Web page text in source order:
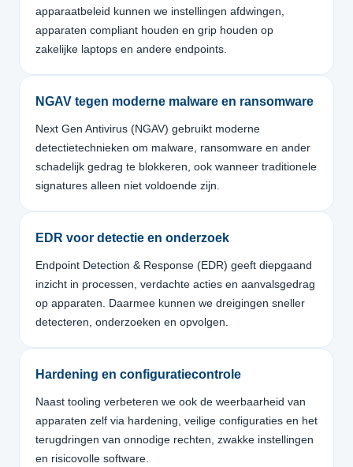
apparaatbeleid kunnen we instellingen afdwingen,
apparaten compliant houden en grip houden op
zakelijke laptops en andere endpoints.
NGAV tegen moderne malware en ransomware
Next Gen Antivirus (NGAV) gebruikt moderne
detectietechnieken om malware, ransomware en ander
schadelijk gedrag te blokkeren, ook wanneer traditionele
signatures alleen niet voldoende zijn.
EDR voor detectie en onderzoek
Endpoint Detection & Response (EDR) geeft diepgaand
inzicht in processen, verdachte acties en aanvalsgedrag
op apparaten. Daarmee kunnen we dreigingen sneller
detecteren, onderzoeken en opvolgen.
Hardening en configuratiecontrole
Naast tooling verbeteren we ook de weerbaarheid van
apparaten zelf via hardening, veilige configuraties en het
terugdringen van onnodige rechten, zwakke instellingen
en risicovolle software.